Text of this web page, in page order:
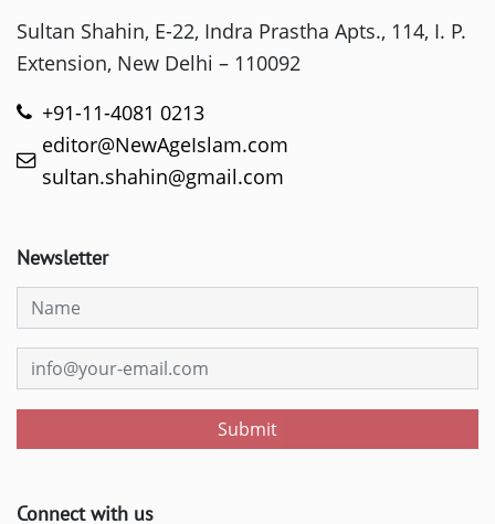
Sultan Shahin, E-22, Indra Prastha Apts., 114, I. P.
Extension, New Delhi – 110092
+91-11-4081 0213
editor@NewAgeIslam.com
sultan.shahin@gmail.com
Newsletter
Submit
Connect with us